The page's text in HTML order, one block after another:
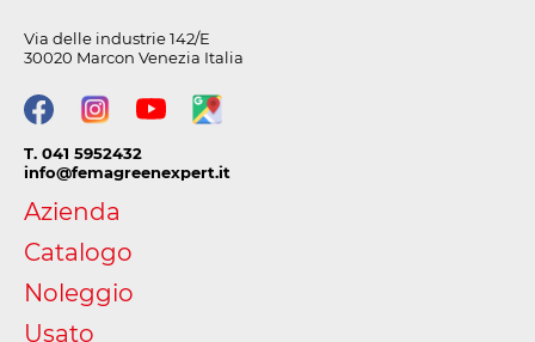
Via delle industrie 142/E
30020 Marcon Venezia Italia
T. 041 5952432
info@femagreenexpert.it
Azienda
Catalogo
Noleggio
Usato